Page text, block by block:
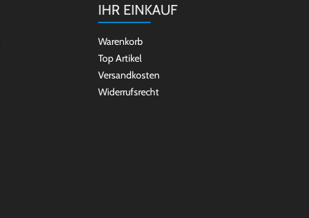
IHR EINKAUF
Warenkorb
Top Artikel
Versandkosten
Widerrufsrecht